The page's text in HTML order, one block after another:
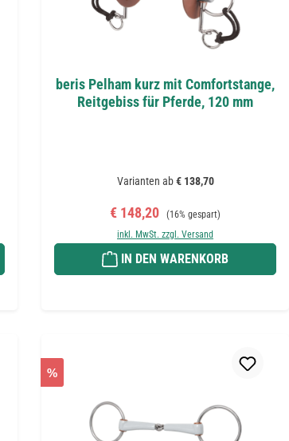
beris Pelham kurz mit Comfortstange,
Reitgebiss für Pferde, 120 mm
Varianten ab€ 138,70
Verkaufspreis:
€ 148,20 Regulärer Preis:
(16% gespart)
inkl. MwSt. zzgl. Versand
IN DEN WARENKORB
%